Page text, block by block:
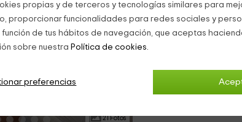
propias y de terceros y tecnologías similares para
proporcionar funcionalidades para redes sociales y
de tus hábitos de navegación, que aceptas
sobre nuestra Política de cookies.
preferencias
›
21 Fotos
Gaucin, Málaga
0 opiniones
Disfruta de una
Ronda como paisaje de
Málaga, nuestra casa